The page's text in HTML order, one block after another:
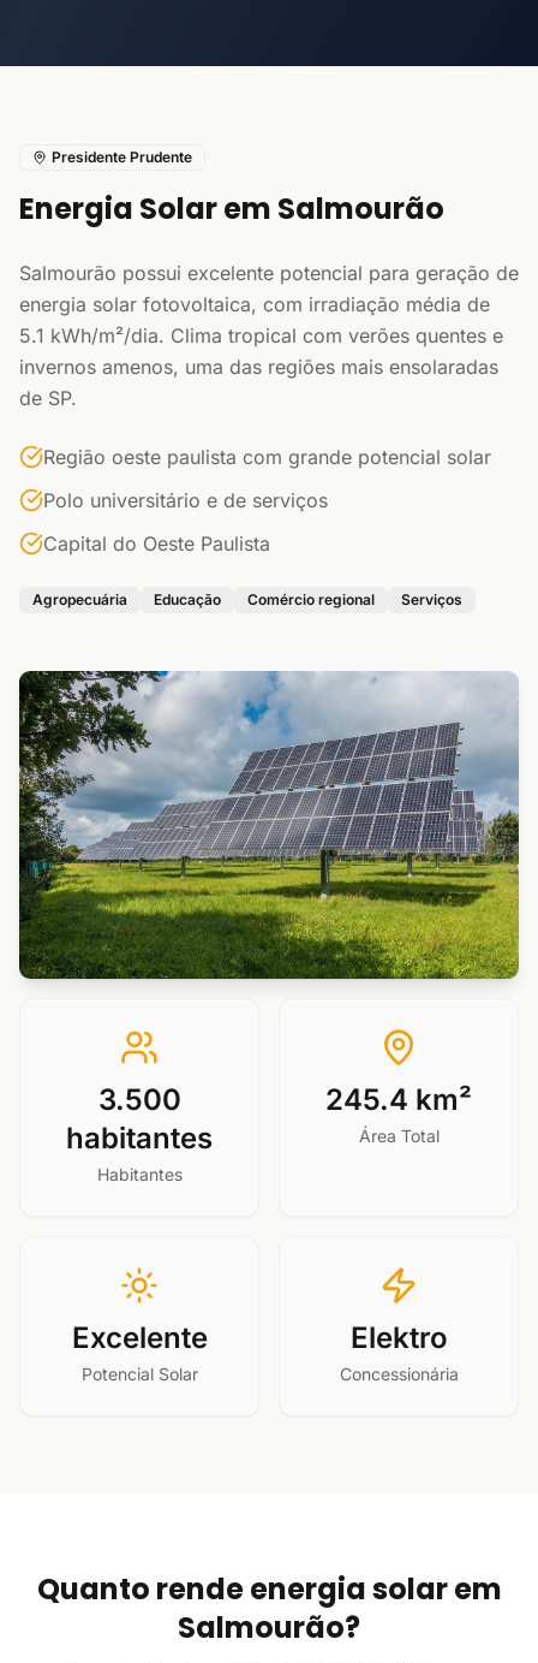
Presidente Prudente
Energia Solar em Salmourão
Salmourão possui excelente potencial para geração de
energia solar fotovoltaica, com irradiação média de
5.1 kWh/m²/dia. Clima tropical com verões quentes e
invernos amenos, uma das regiões mais ensolaradas
de SP.
Região oeste paulista com grande potencial solar
Polo universitário e de serviços
Capital do Oeste Paulista
Agropecuária Educação Comércio regional Serviços
3.500
habitantes
Habitantes
245.4 km²
Área Total
Excelente
Potencial Solar
Elektro
Concessionária
Quanto rende energia solar em
Salmourão?